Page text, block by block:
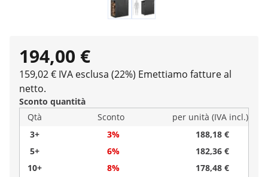
194,00 €
159,02 € IVA esclusa (22%) Emettiamo fatture al
netto.
Sconto quantità
Qtà
Sconto
per unità (IVA incl.)
3+
3%
188,18 €
5+
6%
182,36 €
10+
8% 178,48 €